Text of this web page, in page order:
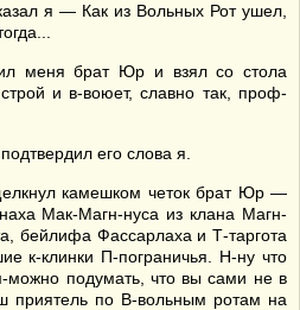
я — Как из Вольных Рот ушел,
меня брат Юр и взял со стола
и в-воюет, славно так, проф-
его слова я.
камешком четок брат Юр —
Мак-Магн-нуса из клана Магн-
бейлифа Фассарлаха и Т-таргота
к-клинки П-пограничья. Н-ну что
можно подумать, что вы сами не в
приятель по В-вольным ротам на